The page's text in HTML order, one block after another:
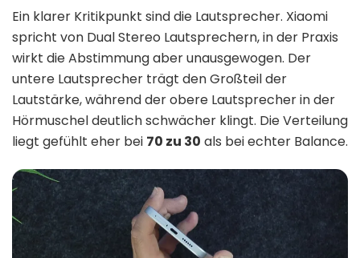
Ein klarer Kritikpunkt sind die Lautsprecher. Xiaomi
spricht von Dual Stereo Lautsprechern, in der Praxis
wirkt die Abstimmung aber unausgewogen. Der
untere Lautsprecher trägt den Großteil der
Lautstärke, während der obere Lautsprecher in der
Hörmuschel deutlich schwächer klingt. Die Verteilung
liegt gefühlt eher bei 70 zu 30 als bei echter Balance.